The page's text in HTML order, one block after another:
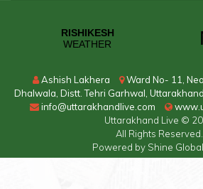
Ashish Lakhera
Ward No- 11,
Dhalwala, Distt. Tehri Garhwal, Uttarakhand
info@uttarakhandlive.com
Uttarakhand Live ©
All Rights Reserved.
Powered by Shine